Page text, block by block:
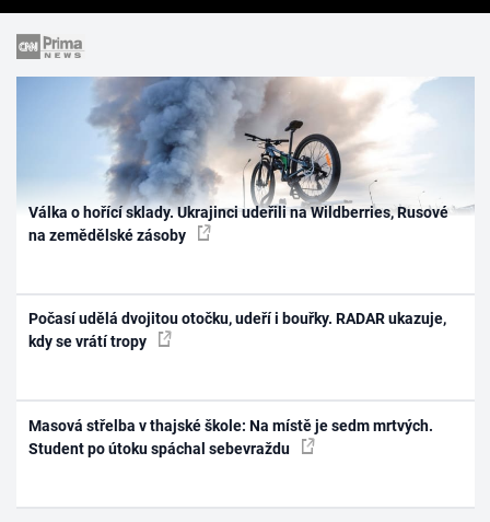
Válka o hořící sklady. Ukrajinci udeřili na Wildberries, Rusové
na zemědělské zásoby
Počasí udělá dvojitou otočku, udeří i bouřky. RADAR ukazuje,
kdy se vrátí tropy
Masová střelba v thajské škole: Na místě je sedm mrtvých.
Student po útoku spáchal sebevraždu